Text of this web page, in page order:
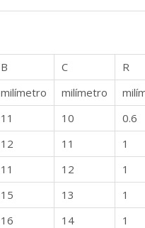
B C R
milímetro milímetro
11 10 0.6
12 11 1
11 12 1
15 13 1
16 14 1